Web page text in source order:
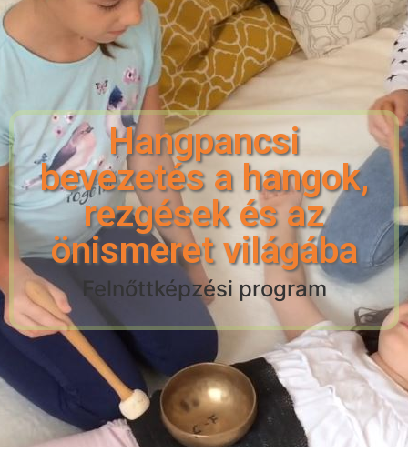
Hangpancsi
bevezetés a hangok,
rezgések és az
önismeret világába
Felnőttképzési program